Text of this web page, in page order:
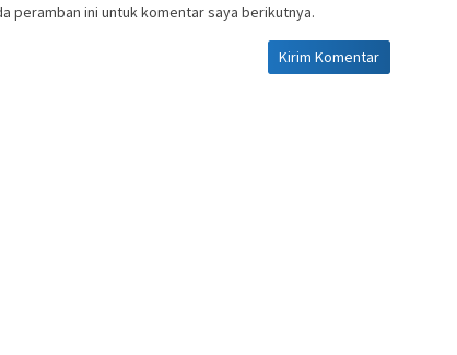
peramban ini untuk komentar saya berikutnya.